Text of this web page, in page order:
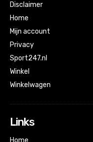
Disclaimer
Home
Mijn account
Privacy
Sport247.nl
Winkel
Winkelwagen
Links